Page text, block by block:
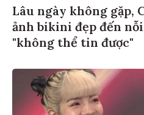
Lâu ngày không gặp,
ảnh bikini đẹp đến
"không thể tin được"